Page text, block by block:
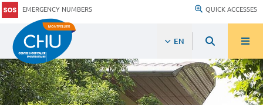
EMERGENCY NUMBERS QUICK ACCESSES
EN